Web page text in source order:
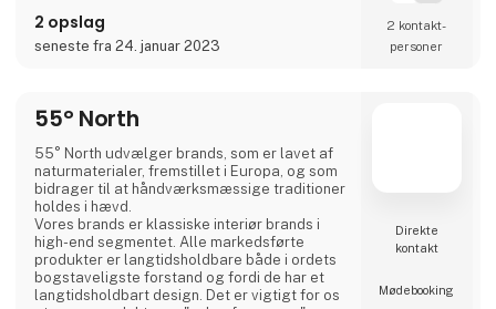
at lave unikke smykker gennem en fusion af
forskellige kulture og designere, men som
har rodfæste i dansk design og kvalitet.
3 For Evigt fin
2 opslag
seneste fra 24. januar 2023
2 kontakt­
personer
55° North
55° North udvælger brands, som er lavet af
naturmaterialer, fremstillet i Europa, og som
bidrager til at håndværksmæssige traditioner
holdes i hævd.
Vores brands er klassiske interiør brands i
high-end segmentet. Alle markedsførte
produkter er langtidsholdbare både i ordets
bogstaveligste forstand og fordi de har et
langtidsholdbart design. Det er vigtigt for os
Direkte
kontakt
Møde­booking